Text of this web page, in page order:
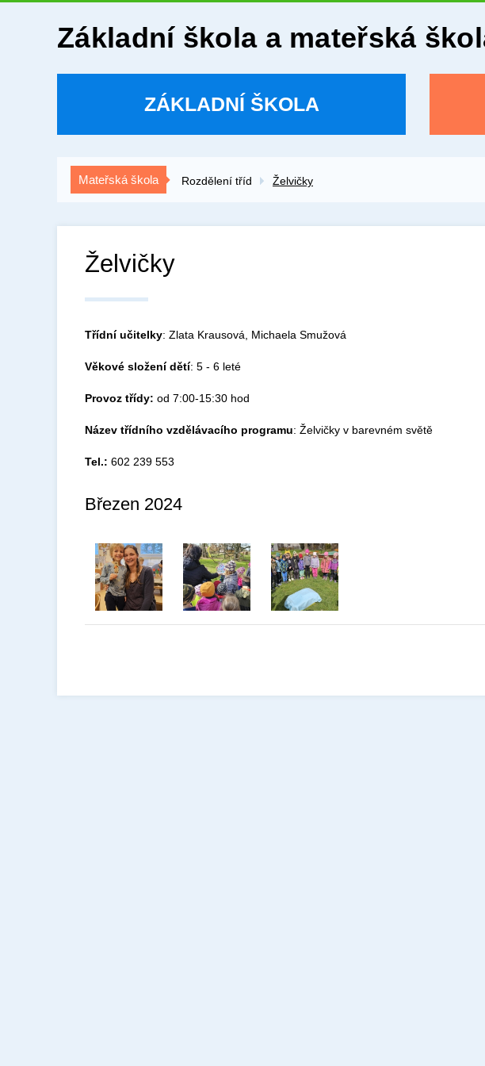
Základní škola a mateřská
ZÁKLADNÍ ŠKOLA
Mateřská škola Rozdělení tříd Želvičky
Želvičky
Třídní učitelky: Zlata Krausová, Michaela Smužová
Věkové složení dětí: 5 - 6 leté
Provoz třídy: od 7:00-15:30 hod
Název třídního vzdělávacího programu: Želvičky v barevném světě
Tel.: 602 239 553
Březen 2024